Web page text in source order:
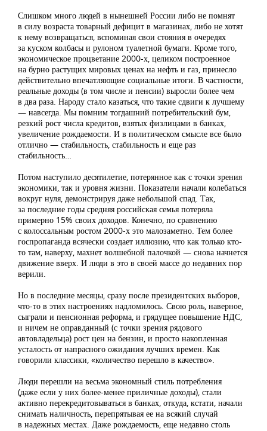
Слишком много людей в нынешней России либо не помнят
в силу возраста товарный дефицит в магазинах, либо не хотят
к нему возвращаться, вспоминая свои стояния в очередях
за куском колбасы и рулоном туалетной бумаги. Кроме того,
экономическое процветание 2000-х, целиком построенное
на бурно растущих мировых ценах на нефть и газ, принесло
действительно впечатляющие социальные итоги. В частности,
реальные доходы (в том числе и пенсии) выросли более чем
в два раза. Народу стало казаться, что такие сдвиги к лучшему
— навсегда. Мы помним тогдашний потребительский бум,
резкий рост числа кредитов, взятых физлицами в банках,
увеличение рождаемости. И в политическом смысле все было
отлично — стабильность, стабильность и еще раз
стабильность…
Потом наступило десятилетие, потерянное как с точки зрения
экономики, так и уровня жизни. Показатели начали колебаться
вокруг нуля, демонстрируя даже небольшой спад. Так,
за последние годы средняя российская семья потеряла
примерно 15% своих доходов. Конечно, по сравнению
с колоссальным ростом 2000-х это малозаметно. Тем более
госпропаганда всячески создает иллюзию, что как только кто-
то там, наверху, махнет волшебной палочкой — снова начнется
движение вверх. И люди в это в своей массе до недавних пор
верили.
Но в последние месяцы, сразу после президентских выборов,
что-то в этих настроениях надломилось. Свою роль, наверное,
сыграли и пенсионная реформа, и грядущее повышение НДС,
и ничем не оправданный (с точки зрения рядового
автовладельца) рост цен на бензин, и просто накопленная
усталость от напрасного ожидания лучших времен. Как
говорили классики, «количество перешло в качество».
Люди перешли на весьма экономный стиль потребления
(даже если у них более-менее приличные доходы), стали
активно перекредитовываться в банках, откуда, кстати, начали
снимать наличность, перепрятывая ее на всякий случай
в надежных местах. Даже рождаемость, еще недавно столь